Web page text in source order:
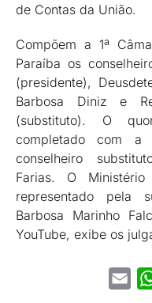
de Contas da União.
Compõem a 1ª
Paraíba os
(presidente),
Barbosa Diniz e
(substituto). O
completado com a
conselheiro
Farias. O
representado pela
Barbosa Marinho
YouTube, exibe os